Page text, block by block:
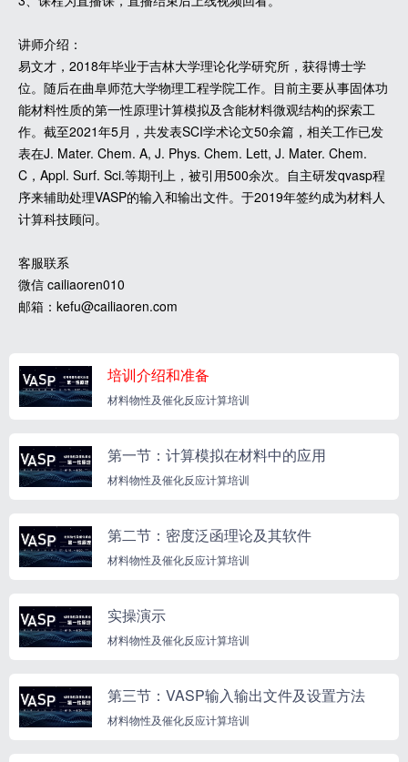
讲师介绍：
易文才，2018年毕业于吉林大学理论化学研究所，获得博士学
位。随后在曲阜师范大学物理工程学院工作。目前主要从事固体功
能材料性质的第一性原理计算模拟及含能材料微观结构的探索工
作。截至2021年5月，共发表SCI学术论文50余篇，相关工作已发
表在J. Mater. Chem. A, J. Phys. Chem. Lett, J. Mater. Chem.
C，Appl. Surf. Sci.等期刊上，被引用500余次。自主研发qvasp程
序来辅助处理VASP的输入和输出文件。于2019年签约成为材料人
计算科技顾问。
客服联系
微信 cailiaoren010
邮箱：kefu@cailiaoren.com
培训介绍和准备
材料物性及催化反应计算培训
第一节：计算模拟在材料中的应用
材料物性及催化反应计算培训
第二节：密度泛函理论及其软件
材料物性及催化反应计算培训
实操演示
材料物性及催化反应计算培训
第三节：VASP输入输出文件及设置方法
材料物性及催化反应计算培训